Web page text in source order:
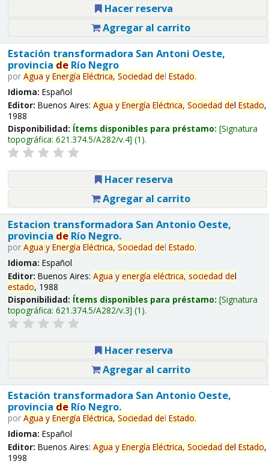
Hacer reserva
Agregar al carrito
Estación transformadora San Antoni Oeste,
provincia deRío Negro
por Agua y Energía Eléctrica, Sociedad del Estado.
Idioma: Español
Editor: Buenos Aires: Agua y Energía Eléctrica, Sociedad del Estado,
1988
Disponibilidad: Ítems disponibles para préstamo: Signatura
topográfica: 621.374.5/A282/v.4 (1).
Hacer reserva
Agregar al carrito
Estacion transformadora San Antonio Oeste,
provincia deRío Negro.
por Agua y Energía Eléctrica, Sociedad del Estado.
Idioma: Español
Editor: Buenos Aires: Agua y energía eléctrica, sociedad del
estado, 1988
Disponibilidad: Ítems disponibles para préstamo: Signatura
topográfica: 621.374.5/A282/v.3 (1).
Hacer reserva
Agregar al carrito
Estación transformadora San Antonio Oeste,
provincia deRío Negro.
por Agua y Energía Eléctrica, Sociedad del Estado.
Idioma: Español
Editor: Buenos Aires: Agua y Energía Eléctrica, Sociedad del Estado,
1998